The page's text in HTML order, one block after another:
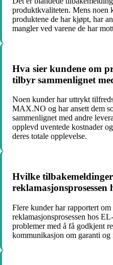
produktkvaliteten. Mens noen
produktene de har kjøpt, har
mangler ved varene de har
Hva sier kundene om
tilbyr sammenlignet
Noen kunder har uttrykt
MAX.NO og har ansett dem
sammenlignet med andre
opplevd uventede kostnader
deres totale opplevelse.
Hvilke
Flere kunder har rapportert
reklamasjonsprosessen hos
problemer med å få godkjent
kommunikasjon om garanti og